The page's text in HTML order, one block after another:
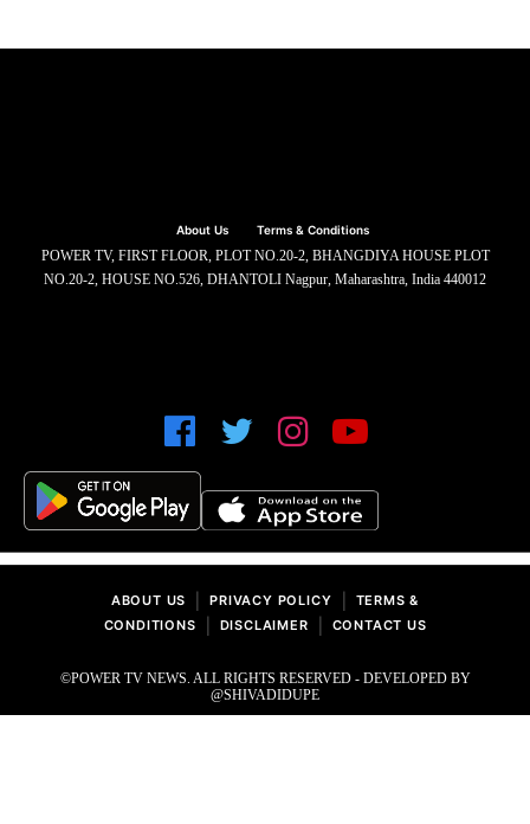
About Us Terms & Conditions
POWER TV, FIRST FLOOR, PLOT NO.20-2, BHANGDIYA HOUSE PLOT
NO.20-2, HOUSE NO.526, DHANTOLI Nagpur, Maharashtra, India 440012
ABOUT US PRIVACY POLICY
TERMS &
CONDITIONS
DISCLAIMER CONTACT US
©POWER TV NEWS. ALL RIGHTS RESERVED - DEVELOPED BY
@SHIVADIDUPE